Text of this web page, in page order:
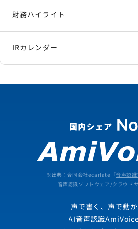
財務ハイライト
IRカレンダー
※出典：合同会社ecarlate「音声認
音声認識ソフトウェア/クラウド
声で書く、声で動か
AI音声認識AmiVoice